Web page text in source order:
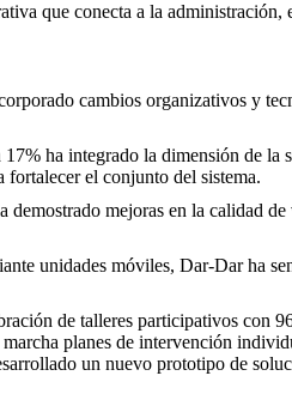
que conecta a la administración,
cambios organizativos y
ha integrado la dimensión de la
fortalecer el conjunto del sistema.
demostrado mejoras en la calidad de
unidades móviles, Dar-Dar ha
de talleres participativos con
planes de intervención
un nuevo prototipo de